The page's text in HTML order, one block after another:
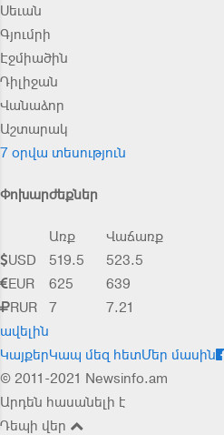
Սեւան
Գյումրի
Էջմիածին
Դիլիջան
Վանաձոր
Աշտարակ
7 օրվա տեսություն
Փոխարժեքներ
Առք
Վաճառք
USD
519.5
523.5
EUR
625
639
RUR
7
7.21
ավելին
ԿայքերԿապ մեզ հետՄեր մասին
© 2011-2021 Newsinfo.am
Արդեն հասանելի է
Դեպի վեր